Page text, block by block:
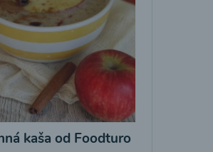
kaša od Foodturo